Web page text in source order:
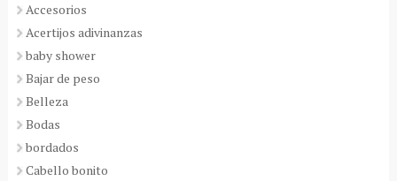
Accesorios
Acertijos adivinanzas
baby shower
Bajar de peso
Belleza
Bodas
bordados
Cabello bonito